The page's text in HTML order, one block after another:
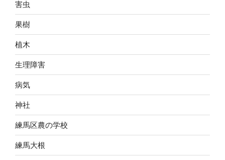
害虫
果樹
植木
生理障害
病気
神社
練馬区農の学校
練馬大根